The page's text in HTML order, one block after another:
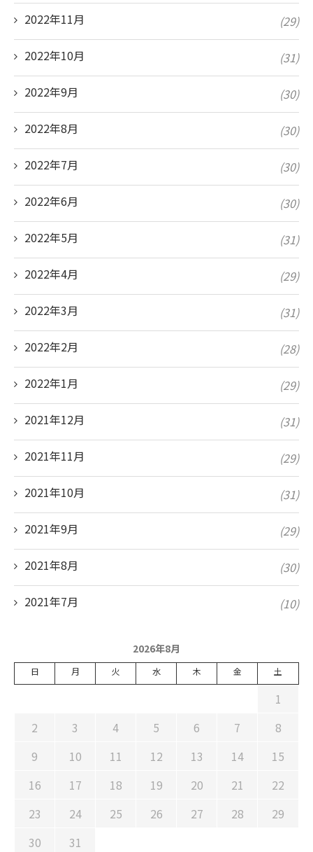
2022年11月 (29)
2022年10月 (31)
2022年9月 (30)
2022年8月 (30)
2022年7月 (30)
2022年6月 (30)
2022年5月 (31)
2022年4月 (29)
2022年3月 (31)
2022年2月 (28)
2022年1月 (29)
2021年12月 (31)
2021年11月 (29)
2021年10月 (31)
2021年9月 (29)
2021年8月 (30)
2021年7月 (10)
2026年8月
日 月 火 水 木 金 土
1
2
3 4 5 6 7
8
9
10 11 12 13 14
15
16
17 18 19 20 21
22
23
24 25 26 27 28
29
30
31